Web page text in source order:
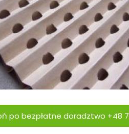
po bezpłatne doradztwo +48